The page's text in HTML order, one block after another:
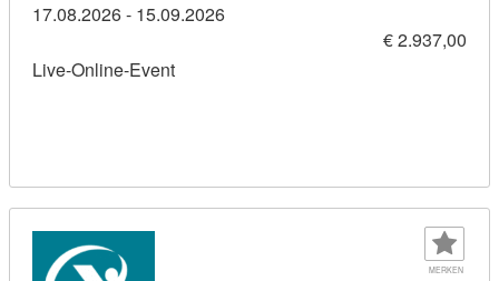
17.08.2026 - 15.09.2026
€ 2.937,00
Live-Online-Event
MERKEN